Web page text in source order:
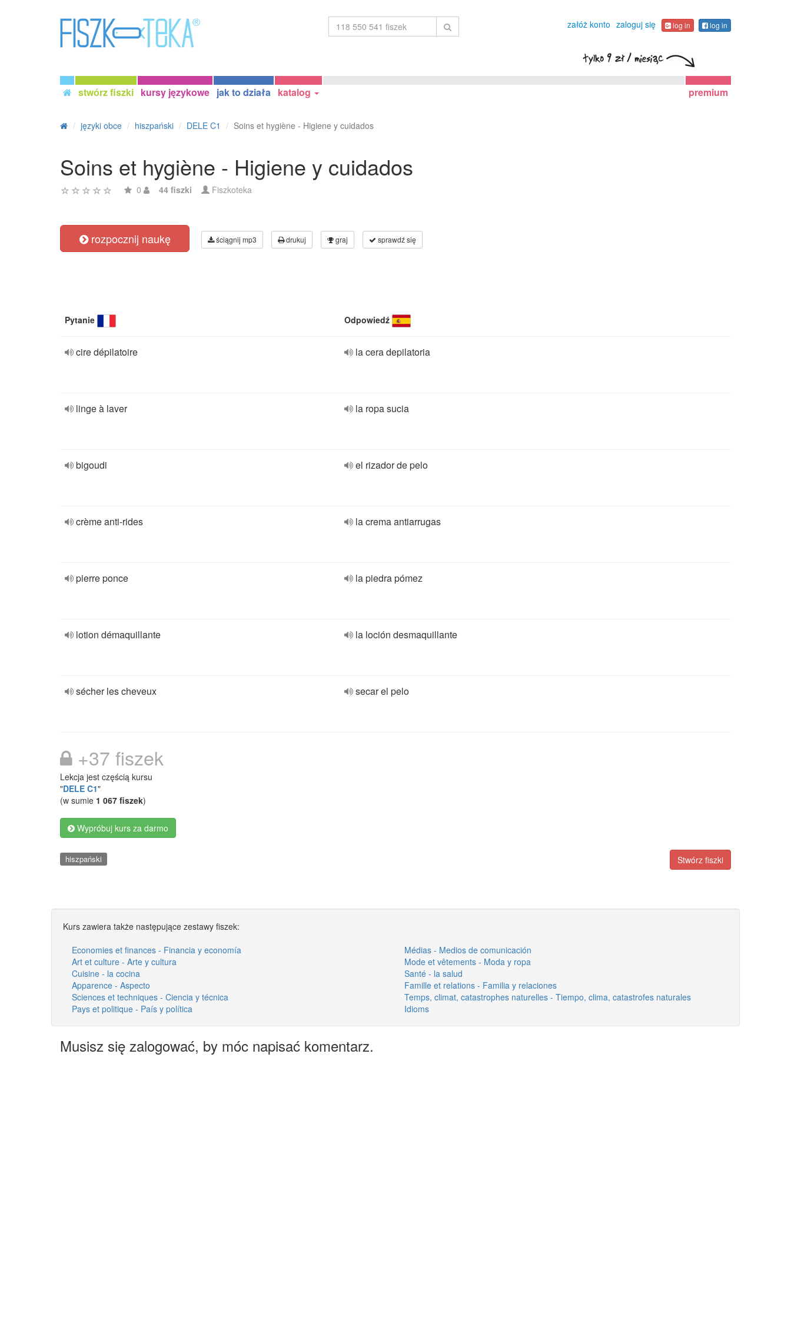
załóż konto zaloguj się log in log in
stwórz fiszki kursy językowe jak to działa katalog premium
języki obce hiszpański DELE C1 Soins et hygiène - Higiene y cuidados
Soins et hygiène - Higiene y cuidados
0 44 fiszki Fiszkoteka
rozpocznij naukę ściągnij mp3 drukuj graj sprawdź się
Pytanie Odpowiedź
cire dépilatoire la cera depilatoria
linge à laver la ropa sucia
bigoudi el rizador de pelo
crème anti-rides la crema antiarrugas
pierre ponce la piedra pómez
lotion démaquillante la loción desmaquillante
sécher les cheveux secar el pelo
+37 fiszek
Lekcja jest częścią kursu
"DELE C1"
(w sumie 1 067 fiszek)
Wypróbuj kurs za darmo
Stwórz fiszki
hiszpański
Kurs zawiera także następujące zestawy fiszek:
Economies et finances - Financia y economía
Médias - Medios de comunicación
Art et culture - Arte y cultura
Mode et vêtements - Moda y ropa
Cuisine - la cocina
Santé - la salud
Apparence - Aspecto
Famille et relations - Familia y relaciones
Sciences et techniques - Ciencia y técnica
Temps, climat, catastrophes naturelles - Tiempo, clima, catastrofes naturales
Pays et politique - País y política
Idioms
Musisz się zalogować, by móc napisać komentarz.